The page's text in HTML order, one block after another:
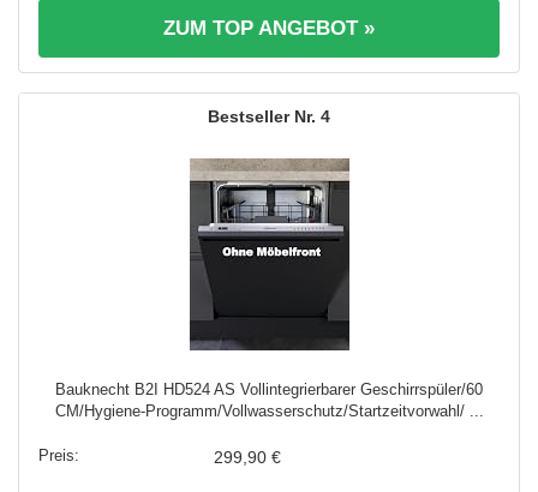
ZUM TOP ANGEBOT »
4
Bauknecht B2I HD524 AS Vollintegrierbarer Geschirrspüler/60
CM/Hygiene-Programm/Vollwasserschutz/Startzeitvorwahl/ ...
299,90 €